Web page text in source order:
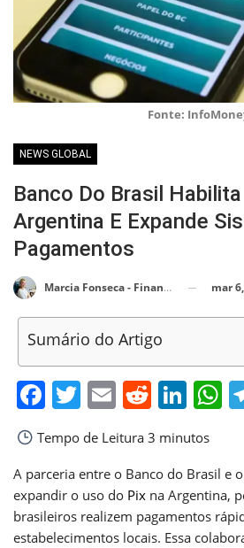
Fonte:
NEWS GLOBAL
Banco Do Brasil
Argentina E Expande
Pagamentos
Marcia Fonseca - Financial Consultant mar
Sumário do Artigo
Facebook
Twitter
EmailReddit
Tempo de Leitura 3 minutos
A parceria entre o Banco do Brasil e
expandir o uso do Pix na Argentina,
brasileiros realizem pagamentos
estabelecimentos locais. Essa